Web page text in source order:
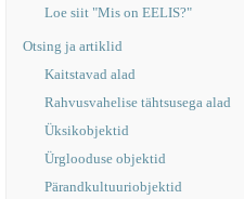
Loe siit "Mis on EELIS?"
Otsing ja artiklid
Kaitstavad alad
Rahvusvahelise tähtsusega alad
Üksikobjektid
Ürglooduse objektid
Pärandkultuuriobjektid